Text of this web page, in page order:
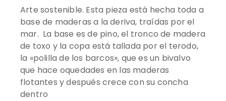
Arte sostenible. Esta pieza está hecha toda a
base de maderas a la deriva, traídas por el
mar. La base es de pino, el tronco de madera
de toxo y la copa está tallada por el terodo,
la «polilla de los barcos», que es un bivalvo
que hace oquedades en las maderas
flotantes y después crece con su concha
dentro